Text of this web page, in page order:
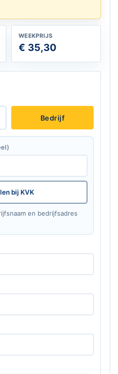
WEEKPRIJS
€ 35,30
Bedrijf
bij KVK
en bedrijfsadres